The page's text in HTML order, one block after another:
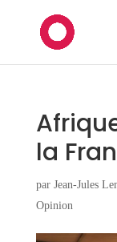
la
par Jean-Jules
Opinion